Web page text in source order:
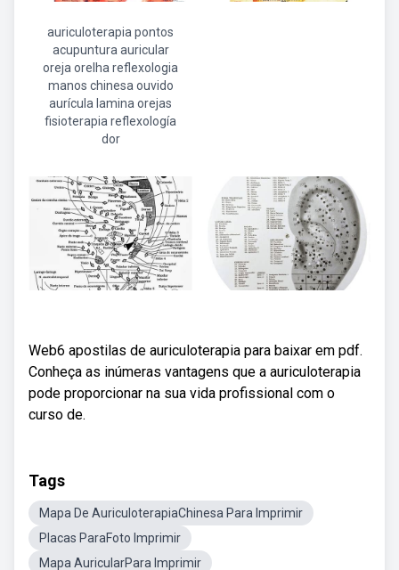
auriculoterapia pontos
acupuntura auricular
oreja orelha reflexologia
manos chinesa ouvido
aurícula lamina orejas
fisioterapia reflexología
dor
Web6 apostilas de auriculoterapia para baixar em pdf.
Conheça as inúmeras vantagens que a auriculoterapia
pode proporcionar na sua vida profissional com o
curso de.
Tags
Mapa De AuriculoterapiaChinesa Para Imprimir
Placas ParaFoto Imprimir
Mapa AuricularPara Imprimir